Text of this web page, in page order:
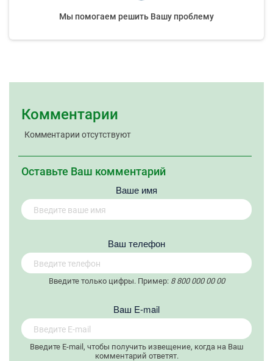
Мы помогаем решить Вашу проблему
Комментарии
Комментарии отсутствуют
Оставьте Ваш комментарий
Ваше имя
Вaш телефон
Введите только цифры. Пример: 8 800 000 00 00
Вaш E-mail
Введите E-mail, чтобы получить извещение, когда на Ваш
комментарий ответят.